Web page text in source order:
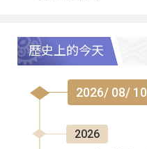
歷史上的今天
2026/ 08/ 10
2026